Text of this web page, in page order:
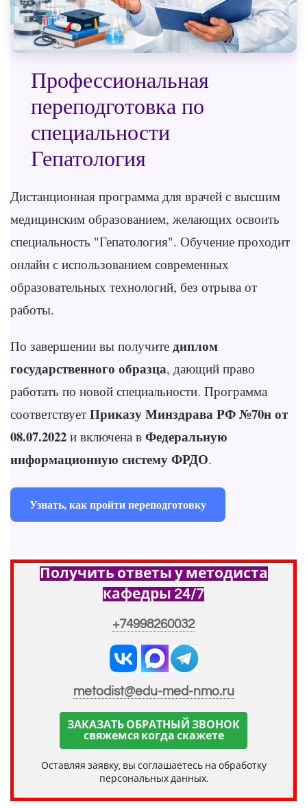
Профессиональная
переподготовка по
специальности
Гепатология
Дистанционная программа для врачей с высшим
медицинским образованием, желающих освоить
специальность "Гепатология". Обучение проходит
онлайн с использованием современных
образовательных технологий, без отрыва от
работы.
По завершении вы получите диплом
государственного образца, дающий право
работать по новой специальности. Программа
соответствует Приказу Минздрава РФ №70н от
08.07.2022 и включена в Федеральную
информационную систему ФРДО.
Узнать, как пройти переподготовку
Получить ответы у методиста
кафедры 24/7
+74998260032
metodist@edu-med-nmo.ru
ЗАКАЗАТЬ ОБРАТНЫЙ ЗВОНОК
свяжемся когда скажете
Оставляя заявку, вы соглашаетесь на обработку
персональных данных.